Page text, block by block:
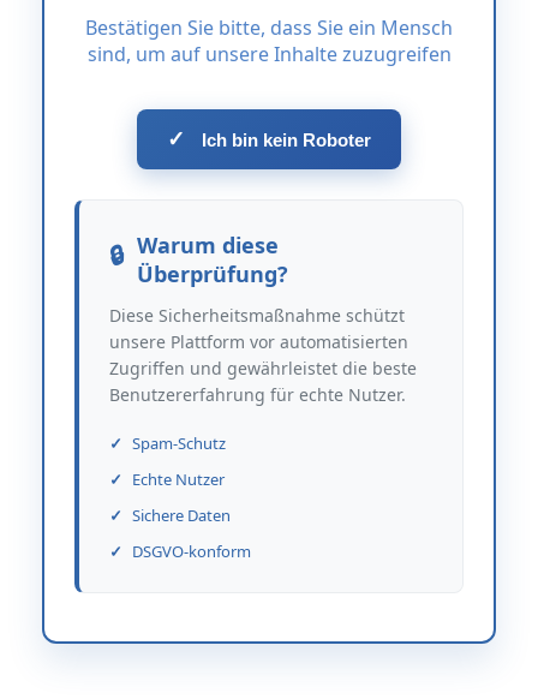
Bestätigen Sie bitte, dass Sie ein Mensch
sind, um auf unsere Inhalte zuzugreifen
✓ Ich bin kein Roboter
Warum diese
Überprüfung?
Diese Sicherheitsmaßnahme schützt
unsere Plattform vor automatisierten
Zugriffen und gewährleistet die beste
Benutzererfahrung für echte Nutzer.
Spam-Schutz
Echte Nutzer
Sichere Daten
DSGVO-konform